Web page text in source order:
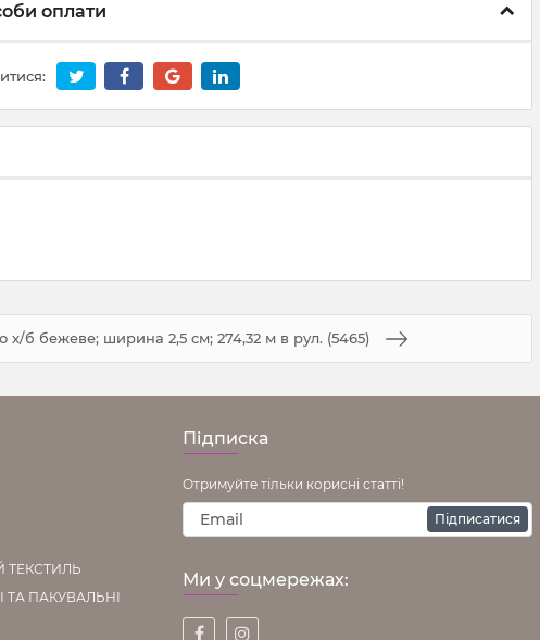
оплати
х/б бежеве; ширина 2,5 см; 274,32 м в рул. (5465)
ТА ПАКУВАЛЬНІ
Підписка
Отримуйте тільки корисні статті!
Підписатися
Ми у соцмережах: